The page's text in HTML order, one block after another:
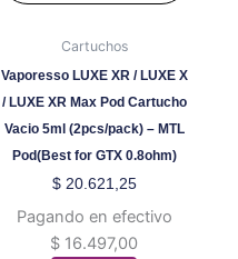
Cartuchos
Vaporesso LUXE XR / LUXE X
/ LUXE XR Max Pod Cartucho
Vacio 5ml (2pcs/pack) – MTL
Pod(Best for GTX 0.8ohm)
$20.621,25
Pagando en efectivo
$ 16.497,00